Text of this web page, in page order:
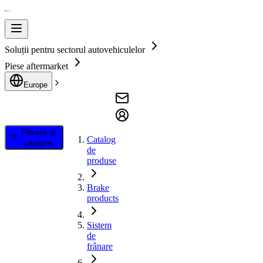
Soluții pentru sectorul autovehiculelor
Piese aftermarket
Europe
Filtrare și
căutare
Catalog
de
produse
Brake
products
Sistem
de
frânare